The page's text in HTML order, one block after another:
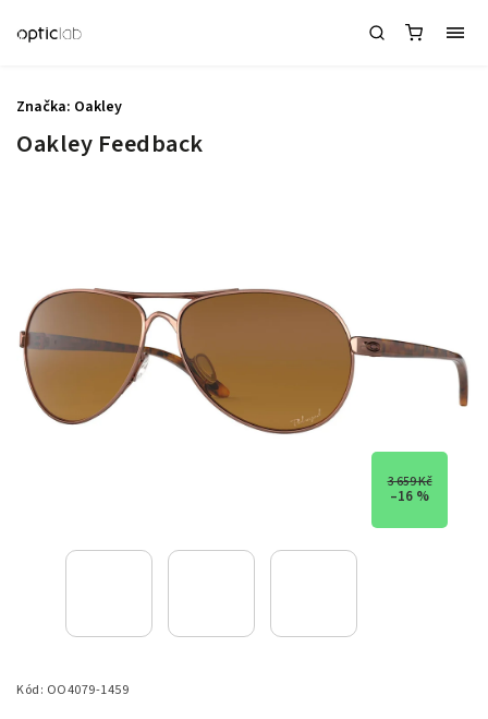
Oakley Feedback
3 659 Kč
–16 %
Kód: OO4079-1459
Značka: Oakley